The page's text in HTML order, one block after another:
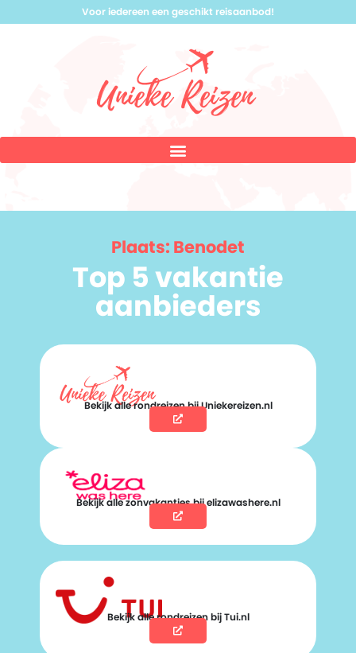
Voor iedereen een geschikt reisaanbod!
Plaats: Benodet
Top 5 vakantie
aanbieders
Bekijk alle rondreizen bij Uniekereizen.nl
Bekijk alle zonvakanties bij elizawashere.nl
Bekijk alle rondreizen bij Tui.nl